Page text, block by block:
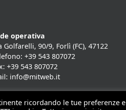
operativa
Golfarelli, 90/9, Forlì (FC), 47122
+39 543 807072
+39 543 807072
info@mitweb.it
ricordando le tue preferenze e